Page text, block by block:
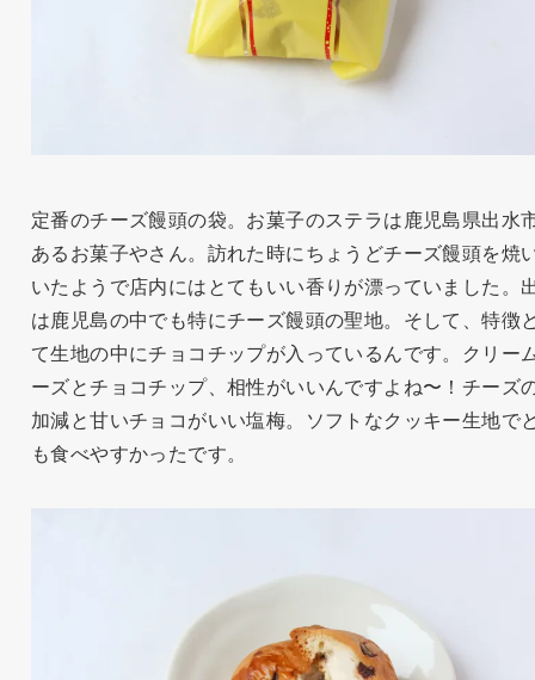
定番のチーズ饅頭の袋。お菓子のステラは鹿児島県出水
あるお菓子やさん。訪れた時にちょうどチーズ饅頭を焼
いたようで店内にはとてもいい香りが漂っていました。
は鹿児島の中でも特にチーズ饅頭の聖地。そして、特徴
て生地の中にチョコチップが入っているんです。クリー
ーズとチョコチップ、相性がいいんですよね〜！チーズ
加減と甘いチョコがいい塩梅。ソフトなクッキー生地で
も食べやすかったです。